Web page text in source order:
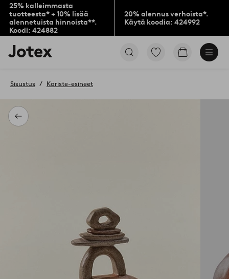
25% kalleimmasta
tuotteesta* + 10% lisää
alennetuista hinnoista**.
Koodi: 424882
20% alennus verhoista*.
Käytä koodia: 424992
Jotex-
logo
aloitussivulle
Siirry
Siirry
Takaisin
Sisustus Koriste-esineet